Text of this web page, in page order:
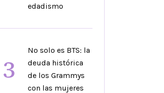
edadismo
3
No solo es BTS: la
deuda histórica
de los Grammys
con las mujeres